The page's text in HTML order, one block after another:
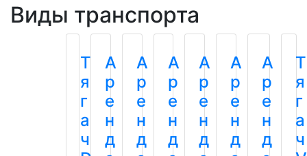
Виды транспорта
Т
я
г
а
ч
А
р
е
н
д
А
р
е
н
д
А
р
е
н
д
А
р
е
н
д
А
р
е
н
д
А
р
е
н
д
Т
я
г
а
ч